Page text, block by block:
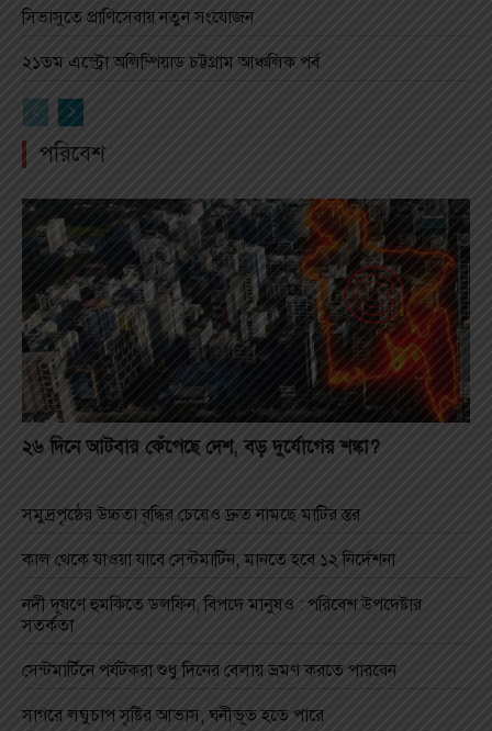
সিভাসুতে প্রাণিসেবায় নতুন সংযোজন
২১তম এস্ট্রো অলিম্পিয়াড চট্টগ্রাম আঞ্চলিক পর্ব
পরিবেশ
২৬ দিনে আটবার কেঁপেছে দেশ, বড় দুর্যোগের শঙ্কা?
সমুদ্রপৃষ্ঠের উচ্চতা বৃদ্ধির চেয়েও দ্রুত নামছে মাটির স্তর
কাল থেকে যাওয়া যাবে সেন্টমার্টিন, মানতে হবে ১২ নির্দেশনা
নদী দূষণে হুমকিতে ডলফিন, বিপদে মানুষও : পরিবেশ উপদেষ্টার
সতর্কতা
সেন্টমার্টিনে পর্যটকরা শুধু দিনের বেলায় ভ্রমণ করতে পারবেন
সাগরে লঘুচাপ সৃষ্টির আভাস, ঘনীভূত হতে পারে